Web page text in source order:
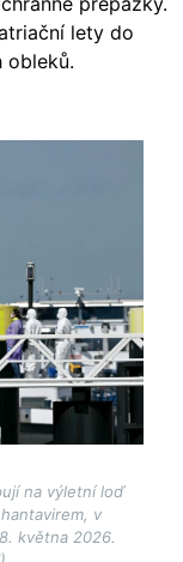
lety do
obleků.
na výletní loď
v
května 2026.